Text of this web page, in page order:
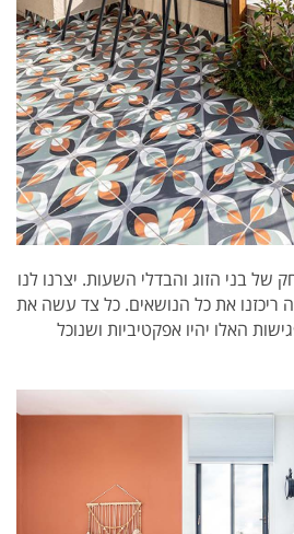
של בני הזוג והבדלי השעות. יצרנו לנו
את כל הנושאים. כל צד עשה את
האלו יהיו אפקטיביות ושנוכל